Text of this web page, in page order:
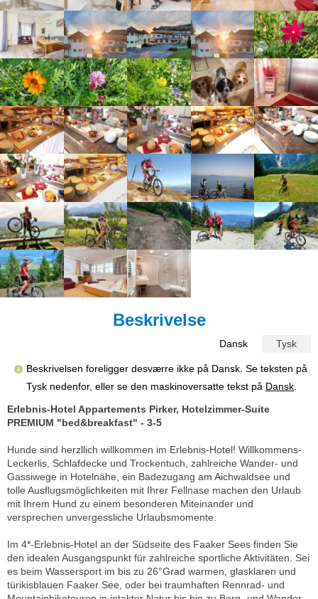
Beskrivelse
Dansk Tysk
Beskrivelsen foreligger desværre ikke på Dansk. Se teksten på
Tysk nedenfor, eller se den maskinoversatte tekst på Dansk
Erlebnis-Hotel Appartements Pirker, Hotelzimmer-Suite
PREMIUM "bed&breakfast" - 3-5
Hunde sind herzllich willkommen im Erlebnis-Hotel! Willkommens-
Leckerlis, Schlafdecke und Trockentuch, zahlreiche Wander- und
Gassiwege in Hotelnähe, ein Badezugang am Aichwaldsee und
tolle Ausflugsmöglichkeiten mit Ihrer Fellnase machen den Urlaub
mit Ihrem Hund zu einem besonderen Miteinander und
versprechen unvergessliche Urlaubsmomente.
Im 4*-Erlebnis-Hotel an der Südseite des Faaker Sees finden Sie
den idealen Ausgangspunkt für zahlreiche sportliche Aktivitäten. Sei
es beim Wassersport im bis zu 26°Grad warmen, glasklaren und
türikisblauen Faaker See, oder bei traumhaften Rennrad- und